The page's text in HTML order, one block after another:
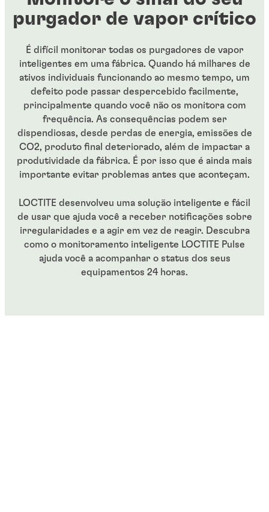
purgador de vapor crítico
É difícil monitorar todas os purgadores de vapor
inteligentes em uma fábrica. Quando há milhares de
ativos individuais funcionando ao mesmo tempo, um
defeito pode passar despercebido facilmente,
principalmente quando você não os monitora com
frequência. As consequências podem ser
dispendiosas, desde perdas de energia, emissões de
CO2, produto final deteriorado, além de impactar a
produtividade da fábrica. É por isso que é ainda mais
importante evitar problemas antes que aconteçam.
LOCTITE desenvolveu uma solução inteligente e fácil
de usar que ajuda você a receber notificações sobre
irregularidades e a agir em vez de reagir. Descubra
como o monitoramento inteligente LOCTITE Pulse
ajuda você a acompanhar o status dos seus
equipamentos 24 horas.